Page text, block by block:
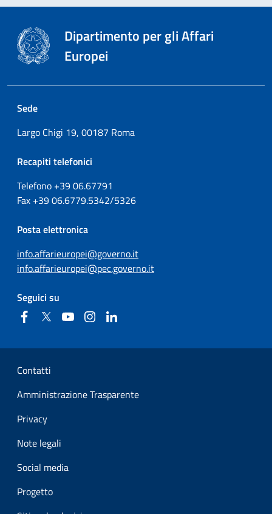
Dipartimento per gli Affari
Europei
Sede
Largo Chigi 19, 00187 Roma
Recapiti telefonici
Telefono +3906.67791
Fax +3906.6779.5342/5326
Posta elettronica
info.affarieuropei@governo.it
info.affarieuropei@pec.governo.it
Seguici su
FacebookTwitter YouTubeInstagram
Sezione Link Utili
Contatti
Amministrazione Trasparente
Privacy
Note legali
Social media
Progetto